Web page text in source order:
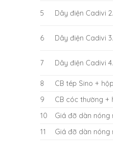
5 Dây điện Cadivi
6 Dây điện Cadivi
7 Dây điện Cadivi
8 CB tép Sino + hộp
9
CB cóc thường +
10
Giá đỡ dàn nóng
11
Giá đỡ dàn nóng